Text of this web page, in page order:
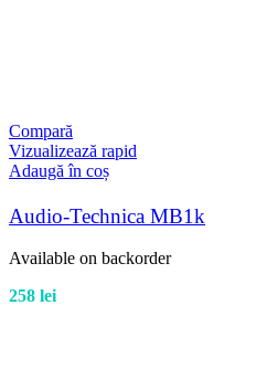
Compară
Vizualizează rapid
Adaugă în coș
Audio-Technica MB1k
Available on backorder
258 lei